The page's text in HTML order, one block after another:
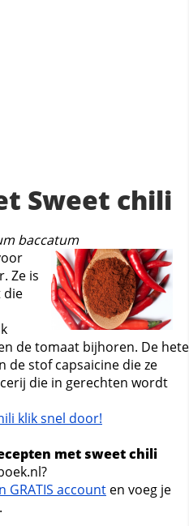
Sweet chili
baccatum
Ze is
die
de tomaat bijhoren. De hete
de stof capsaicine die ze
die in gerechten wordt
klik snel door!
met sweet chili
GRATIS account en voeg je